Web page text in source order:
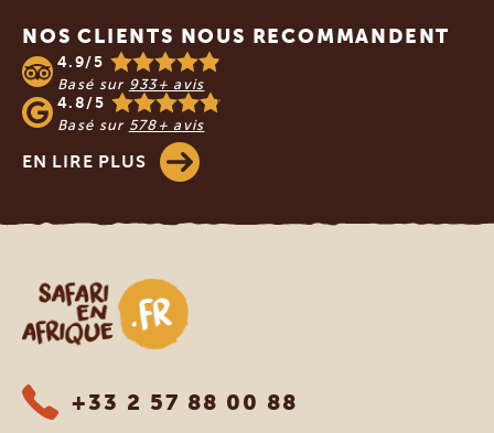
NOS CLIENTS NOUS RECOMMANDENT
4.9/5
Basé sur 933+ avis
4.8/5
Basé sur 578+ avis
EN LIRE PLUS
Safari en Afrique
+33 2 57 88 00 88